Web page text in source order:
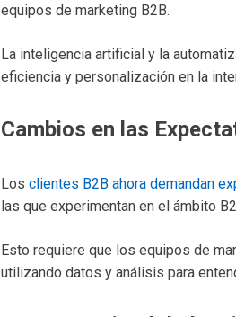
equipos de marketing B2B.
La inteligencia artificial y la
eficiencia y personalización en la
Cambios en las
Los clientes B2B ahora demandan
las que experimentan en el ámbito
Esto requiere que los equipos de
utilizando datos y análisis para